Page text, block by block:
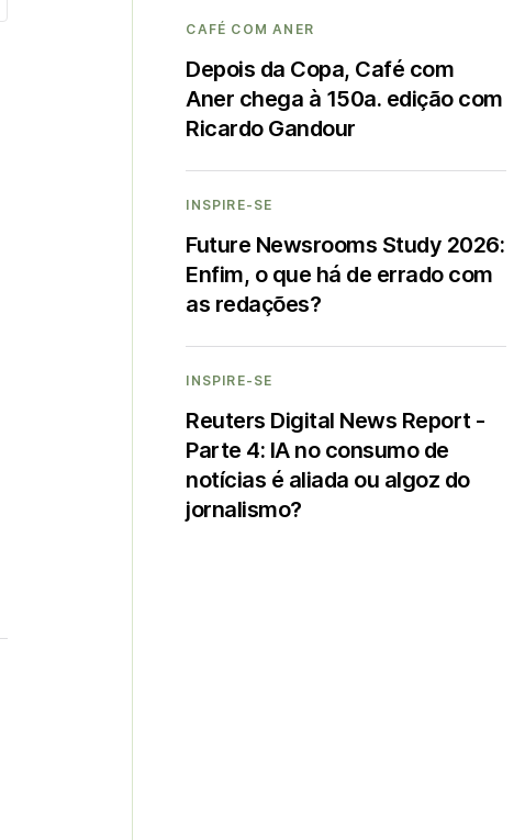
CAFÉ COM ANER
Depois da Copa, Café com
Aner chega à 150a. edição com
Ricardo Gandour
INSPIRE-SE
Future Newsrooms Study 2026:
Enfim, o que há de errado com
as redações?
INSPIRE-SE
Reuters Digital News Report -
Parte 4: IA no consumo de
notícias é aliada ou algoz do
jornalismo?